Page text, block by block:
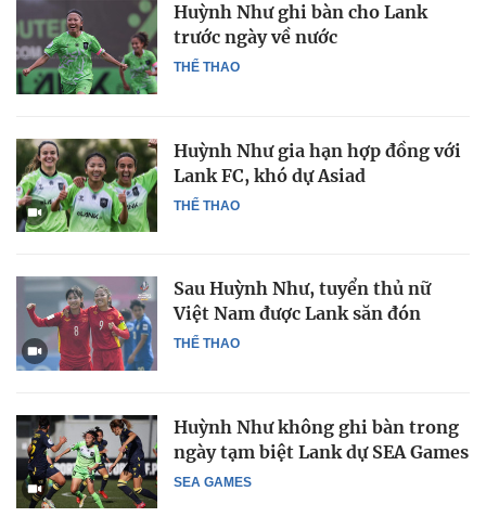
THỂ THAO
Huỳnh Như ghi bàn cho Lank
trước ngày về nước
THỂ THAO
Huỳnh Như gia hạn hợp đồng với
Lank FC, khó dự Asiad
THỂ THAO
Sau Huỳnh Như, tuyển thủ nữ
Việt Nam được Lank săn đón
SEA GAMES
Huỳnh Như không ghi bàn trong
ngày tạm biệt Lank dự SEA Games